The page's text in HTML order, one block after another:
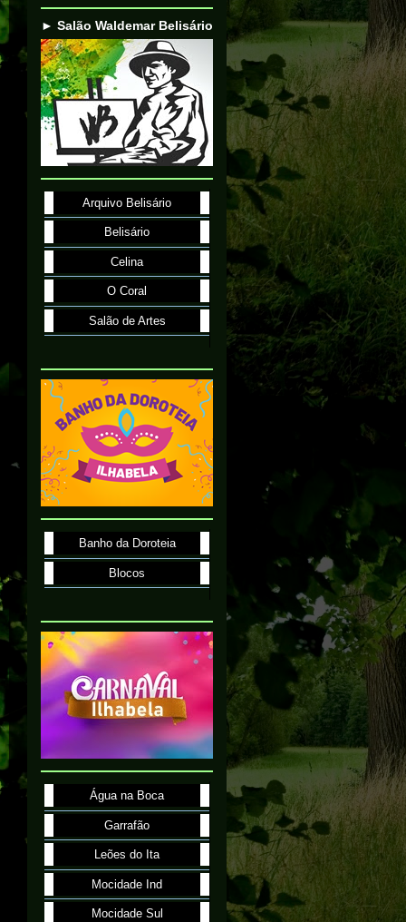
► Salão Waldemar Belisário
Arquivo Belisário
Belisário
Celina
O Coral
Salão de Artes
Banho da Doroteia
Blocos
Água na Boca
Garrafão
Leões do Ita
Mocidade Ind
Mocidade Sul